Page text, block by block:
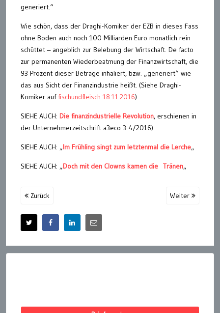
generiert.“
Wie schön, dass der Draghi-Komiker der EZB in dieses Fass
ohne Boden auch noch 100 Milliarden Euro monatlich rein
schüttet – angeblich zur Belebung der Wirtschaft. De facto
zur permanenten Wiederbeatmung der Finanzwirtschaft, die
93 Prozent dieser Beträge inhaliert, bzw. „generiert“ wie
das aus Sicht der Finanzindustrie heißt. (Siehe Draghi-
Komiker auffischundfleisch 18.11.2016)
SIEHE AUCH: Die finanzindustrielle Revolution, erschienen in
der Unternehmerzeitschrift a3eco 3-4/2016)
SIEHE AUCH: „Im Frühling singt zum letztenmal die Lerche„
SIEHE AUCH: „Doch mit den Clowns kamen die Tränen„
Zurück Weiter